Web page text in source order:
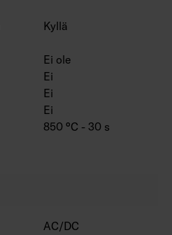
Kyllä
Ei ole
Ei
Ei
Ei
850 °C - 30 s
AC/DC